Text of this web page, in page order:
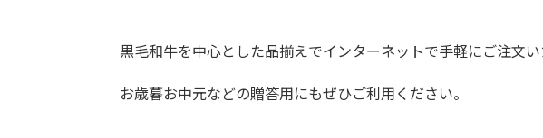
黒毛和牛を中心とした品揃えでインターネットで手軽にご注文い
お歳暮お中元などの贈答用にもぜひご利用ください。